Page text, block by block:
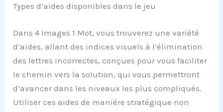
Types d’aides disponibles dans le jeu
Dans 4 Images 1 Mot, vous trouverez une variété
d’aides, allant des indices visuels à l’élimination
des lettres incorrectes, conçues pour vous faciliter
le chemin vers la solution, qui vous permettront
d’avancer dans les niveaux les plus compliqués.
Utiliser ces aides de manière stratégique non